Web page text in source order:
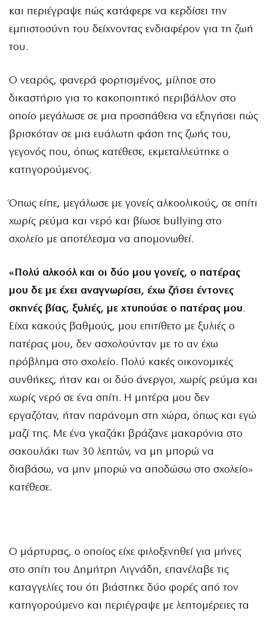
και περιέγραψε πώς κατάφερε να κερδίσει την
εμπιστοσύνη του δείχνοντας ενδιαφέρον για τη ζωή
του.
Ο νεαρός, φανερά φορτισμένος, μίλησε στο
δικαστήριο για το κακοποιητικό περιβάλλον στο
οποίο μεγάλωσε σε μια προσπάθεια να εξηγήσει πώς
βρισκόταν σε μια ευάλωτη φάση της ζωής του,
γεγονός που, όπως κατέθεσε, εκμεταλλεύτηκε ο
κατηγορούμενος.
Όπως είπε, μεγάλωσε με γονείς αλκοολικούς, σε σπίτι
χωρίς ρεύμα και νερό και βίωσε bullying στο
σχολείο με αποτέλεσμα να απομονωθεί.
«Πολύ αλκοόλ και οι δύο μου γονείς, ο πατέρας
μου δε με έχει αναγνωρίσει, έχω ζήσει έντονες
σκηνές βίας, ξυλιές, με χτυπούσε ο πατέρας μου.
Είχα κακούς βαθμούς, μου επιτίθετο με ξυλιές ο
πατέρας μου, δεν ασχολούνταν με το αν έχω
πρόβλημα στο σχολείο. Πολύ κακές οικονομικές
συνθήκες, ήταν και οι δύο άνεργοι, χωρίς ρεύμα και
χωρίς νερό σε ένα σπίτι. Η μητέρα μου δεν
εργαζόταν, ήταν παράνομη στη χώρα, όπως και εγώ
μαζί της. Με ένα γκαζάκι βράζανε μακαρόνια στο
σακουλάκι των 30 λεπτών, να μη μπορώ να
διαβάσω, να μην μπορώ να αποδώσω στο σχολείο»
κατέθεσε.
Ο μάρτυρας, ο οποίος είχε φιλοξενηθεί για μήνες
στο σπίτι του Δημήτρη Λιγνάδη, επανέλαβε τις
καταγγελίες του ότι βιάστηκε δύο φορές από τον
κατηγορούμενο και περιέγραψε με λεπτομέρειες τα